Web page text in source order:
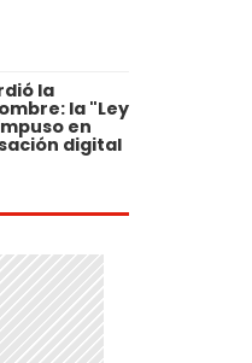
la
la "Ley
en
digital